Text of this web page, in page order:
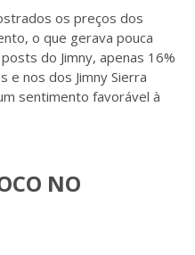
os preços dos
o que gerava pouca
do Jimny, apenas 16%
e nos dos Jimny Sierra
sentimento favorável à
NO